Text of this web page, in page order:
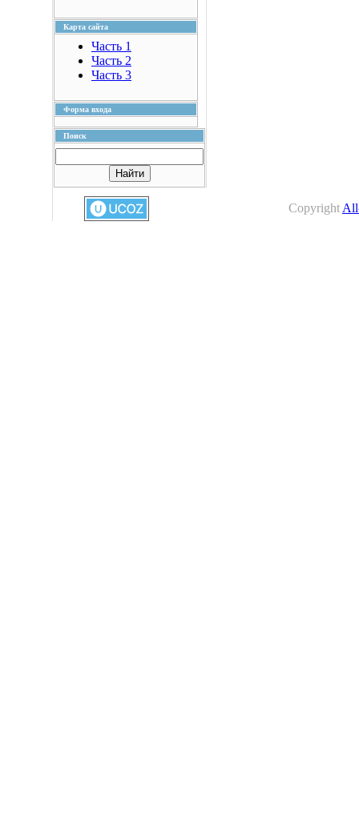
Карта сайта
Часть 1
Часть 2
Часть 3
Форма входа
Поиск
Copyright